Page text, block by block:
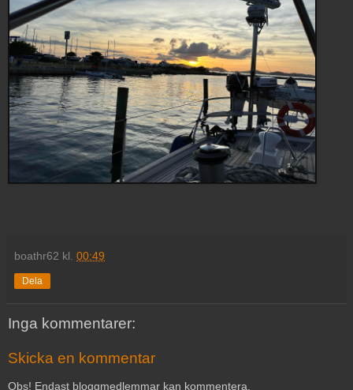
boathr62 kl. 00:49
Dela
Inga kommentarer:
Skicka en kommentar
Obs! Endast bloggmedlemmar kan kommentera.